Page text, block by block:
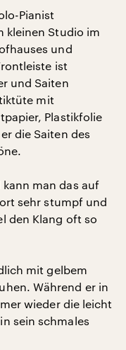
Pianist
kleinen Studio im
und
ist
und Saiten
mit
Plastikfolie
die Saiten des
kann man das auf
sehr stumpf und
den Klang oft so
mit gelbem
Während er in
wieder die leicht
sein schmales